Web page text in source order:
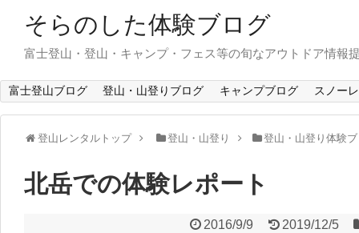
そらのした体験ブログ
富士登山・登山・キャンプ・フェス等の旬なアウトドア情報
富士登山ブログ 登山・山登りブログ キャンプブログ スノー
登山レンタルトップ 登山・山登り 登山・山登り体験
北岳での体験レポート
2016/9/9 2019/12/5